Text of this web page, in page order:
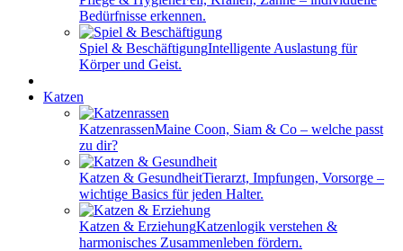
Bedürfnisse erkennen.
Spiel & BeschäftigungIntelligente Auslastung für
Körper und Geist.
Katzen
KatzenrassenMaine Coon, Siam & Co – welche passt
zu dir?
Katzen & GesundheitTierarzt, Impfungen, Vorsorge –
wichtige Basics für jeden Halter.
Katzen & ErziehungKatzenlogik verstehen &
harmonisches Zusammenleben fördern.